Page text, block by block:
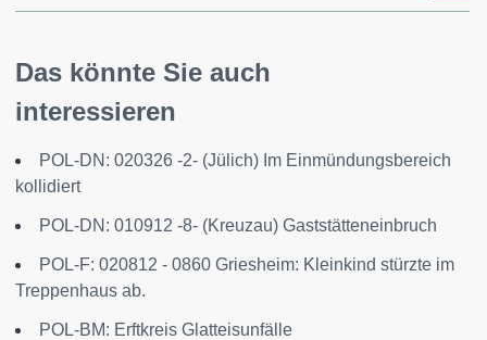
Das könnte Sie auch
interessieren
POL-DN: 020326 -2- (Jülich) Im Einmündungsbereich
kollidiert
POL-DN: 010912 -8- (Kreuzau) Gaststätteneinbruch
POL-F: 020812 - 0860 Griesheim: Kleinkind stürzte im
Treppenhaus ab.
POL-BM: Erftkreis Glatteisunfälle